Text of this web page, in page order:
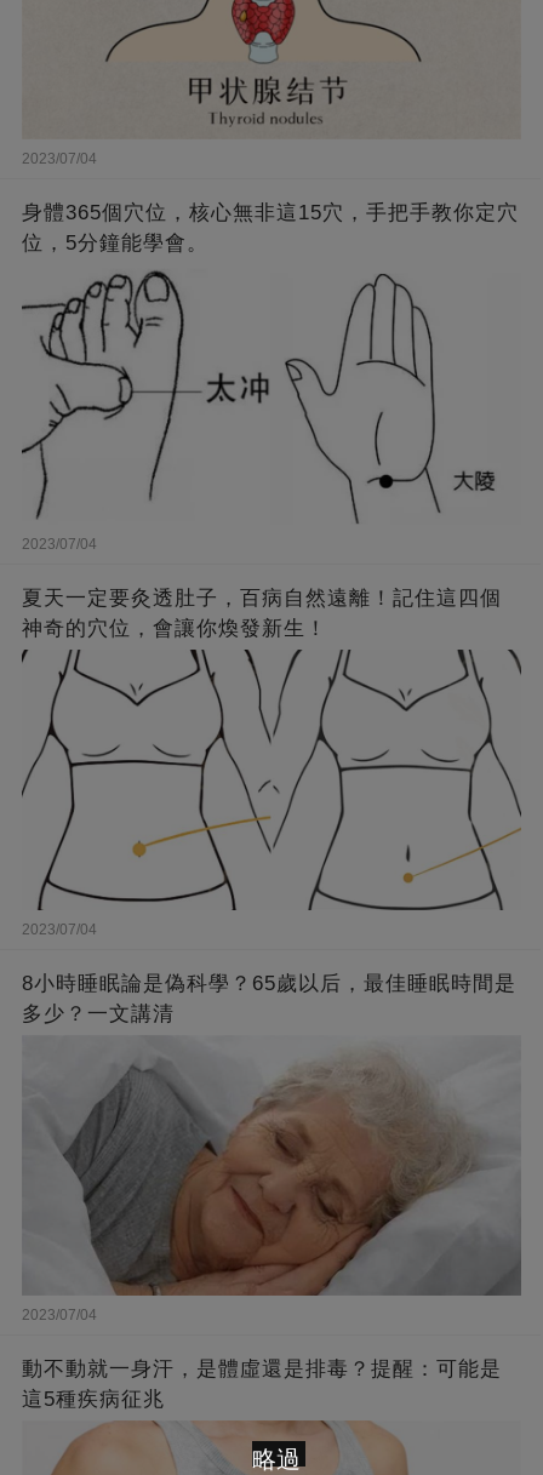
2023/07/04
身體365個穴位，核心無非這15穴，手把手教你定穴
位，5分鐘能學會。
2023/07/04
夏天一定要灸透肚子，百病自然遠離！記住這四個
神奇的穴位，會讓你煥發新生！
2023/07/04
8小時睡眠論是偽科學？65歲以后，最佳睡眠時間是
多少？一文講清
2023/07/04
動不動就一身汗，是體虛還是排毒？提醒：可能是
這5種疾病征兆
略過